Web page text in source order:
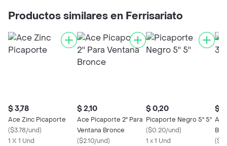
Productos similares en Ferrisariato
$ 3,78
Ace Zinc Picaporte
($3.78/und)
1 X 1 Und
$ 2,10
Ace Picaporte 2'' Para
Ventana Bronce
($2.10/und)
$ 0,20
Picaporte Negro 5'' 5''
($0.20/und)
1 x 1 Und
$
(